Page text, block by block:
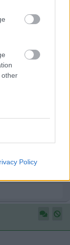
other
Policy
in Italia pat. B